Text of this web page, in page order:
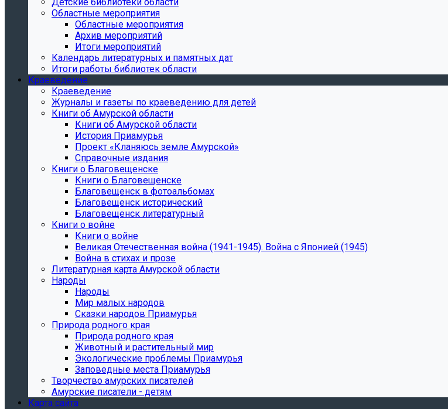
Областные мероприятия
Областные мероприятия
Архив мероприятий
Итоги мероприятий
Календарь литературных и памятных дат
Итоги работы библиотек области
Краеведение
Краеведение
Журналы и газеты по краеведению для детей
Книги об Амурской области
Книги об Амурской области
История Приамурья
Проект «Кланяюсь земле Амурской»
Справочные издания
Книги о Благовещенске
Книги о Благовещенске
Благовещенск в фотоальбомах
Благовещенск исторический
Благовещенск литературный
Книги о войне
Книги о войне
Великая Отечественная война (1941-1945). Война с Японией (1945)
Война в стихах и прозе
Литературная карта Амурской области
Народы
Народы
Мир малых народов
Сказки народов Приамурья
Природа родного края
Природа родного края
Животный и растительный мир
Экологические проблемы Приамурья
Заповедные места Приамурья
Творчество амурских писателей
Амурские писатели - детям
Карта сайта